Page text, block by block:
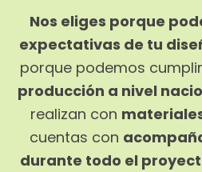
Nos eliges porque
expectativas de tu
porque podemos
producción a nivel
realizan con
cuentas con
durante todo el